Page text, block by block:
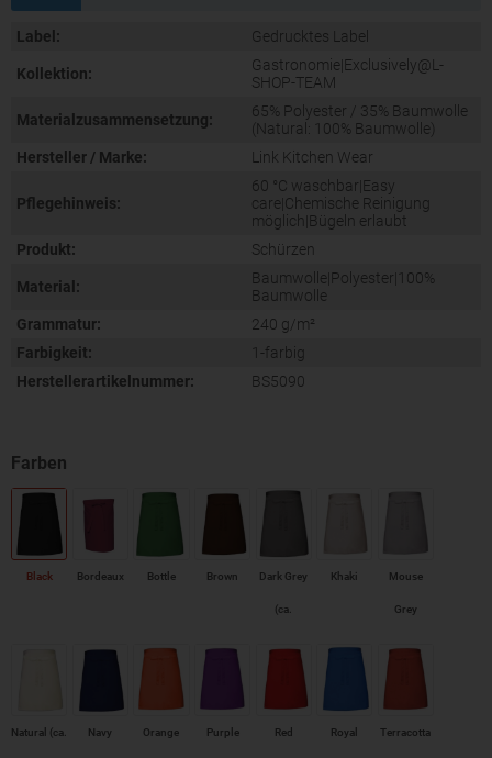
Label: Gedrucktes Label
Kollektion:
Gastronomie|Exclusively@L-
SHOP-TEAM
Materialzusammensetzung:
65% Polyester / 35% Baumwolle
(Natural: 100% Baumwolle)
Hersteller / Marke:
Link Kitchen Wear
Pflegehinweis:
60 °C waschbar|Easy
care|Chemische Reinigung
möglich|Bügeln erlaubt
Produkt:
Schürzen
Material:
Baumwolle|Polyester|100%
Baumwolle
Grammatur:
240 g/m²
Farbigkeit:
1-farbig
Herstellerartikelnummer:
BS5090
Black Bordeaux Bottle Brown Dark Grey
(ca.
Khaki Mouse
Grey
Natural (ca. Navy Orange Purple Red Royal Terracotta